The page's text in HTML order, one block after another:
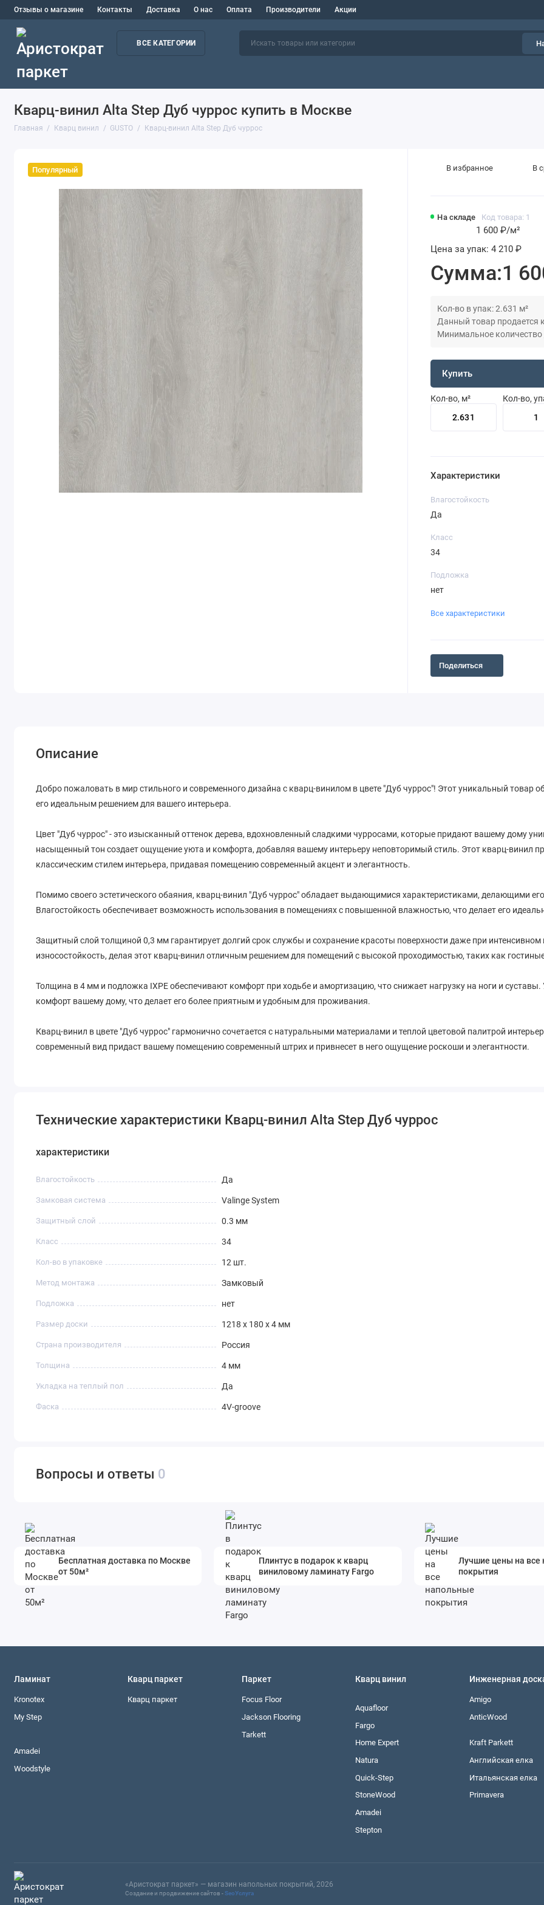
Отзывы о магазине Контакты Доставка О нас Оплата Производители Акции
ВСЕ КАТЕГОРИИ
Кварц-винил Alta Step Дуб чуррос купить в Москве
Главная Кварц винил GUSTO Кварц-винил Alta Step Дуб чуррос
Популярный
На складе Код товара: 1
1 600 ₽/м²
Цена за упак: 4 210 ₽
Сумма:1
Кол-во в упак: 2.631 м²
Данный товар продается
Минимальное количество
Купить
Кол-во, м² Кол-во,
В избранное В
Характеристики
Влагостойкость
Да
Класс
34
Подложка
нет
Все характеристики
Поделиться
Описание
Добро пожаловать в мир стильного и современного дизайна с кварц-винилом в цвете "Дуб чуррос"! Этот уникальный товар
его идеальным решением для вашего интерьера.
Цвет "Дуб чуррос" - это изысканный оттенок дерева, вдохновленный сладкими чурросами, которые придают вашему дому
насыщенный тон создает ощущение уюта и комфорта, добавляя вашему интерьеру неповторимый стиль. Этот кварц-винил
классическим стилем интерьера, придавая помещению современный акцент и элегантность.
Помимо своего эстетического обаяния, кварц-винил "Дуб чуррос" обладает выдающимися характеристиками, делающими
Влагостойкость обеспечивает возможность использования в помещениях с повышенной влажностью, что делает его
Защитный слой толщиной 0,3 мм гарантирует долгий срок службы и сохранение красоты поверхности даже при
износостойкость, делая этот кварц-винил отличным решением для помещений с высокой проходимостью, таких как
Толщина в 4 мм и подложка IXPE обеспечивают комфорт при ходьбе и амортизацию, что снижает нагрузку на ноги и
комфорт вашему дому, что делает его более приятным и удобным для проживания.
Кварц-винил в цвете "Дуб чуррос" гармонично сочетается с натуральными материалами и теплой цветовой палитрой
современный вид придаст вашему помещению современный штрих и привнесет в него ощущение роскоши и элегантности.
Технические характеристики Кварц-винил Alta Step Дуб чуррос
характеристики
Влагостойкость Да
Замковая система Valinge System
Защитный слой 0.3 мм
Класс 34
Кол-во в упаковке 12 шт.
Метод монтажа Замковый
Подложка нет
Размер доски 1218 х 180 х 4 мм
Страна производителя Россия
Толщина 4 мм
Укладка на теплый пол Да
Фаска 4V-groove
Вопросы и ответы 0
Бесплатная доставка по Москве
от 50м²
Плинтус в подарок к кварц
виниловому ламинату Fargo
Лучшие цены на все
покрытия
Ламинат
Kronotex
My Step
Amadei
Woodstyle
Кварц паркет
Кварц паркет
Паркет
Focus Floor
Jackson Flooring
Tarkett
Кварц винил
Aquafloor
Fargo
Home Expert
Natura
Quick-Step
StoneWood
Amadei
Stepton
Инженерная
Amigo
AnticWood
Kraft Parkett
Английская елка
Итальянская елка
Primavera
«Аристократ паркет» — магазин напольных покрытий, 2026
Создание и продвижение сайтов -SeoУслуга